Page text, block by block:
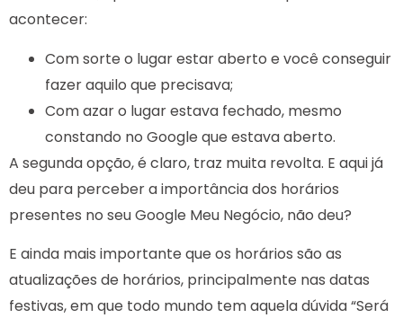
acontecer:
Com sorte o lugar estar aberto e você conseguir
fazer aquilo que precisava;
Com azar o lugar estava fechado, mesmo
constando no Google que estava aberto.
A segunda opção, é claro, traz muita revolta. E aqui já
deu para perceber a importância dos horários
presentes no seu Google Meu Negócio, não deu?
E ainda mais importante que os horários são as
atualizações de horários, principalmente nas datas
festivas, em que todo mundo tem aquela dúvida “Será